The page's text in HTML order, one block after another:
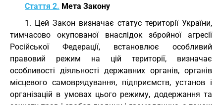
Стаття 2. Мета Закону
1. Цей Закон визначає статус території України,
тимчасово окупованої внаслідок збройної агресії
Російської Федерації, встановлює особливий
правовий режим на цій території, визначає
особливості діяльності державних органів, органів
місцевого самоврядування, підприємств, установ і
організацій в умовах цього режиму, додержання та